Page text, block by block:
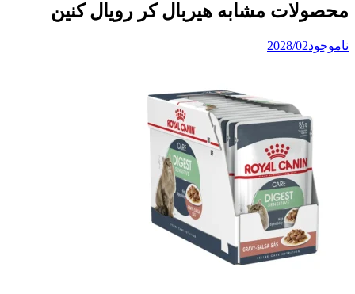
محصولات مشابه هیربال کر رویال کنین
ناموجود2028/02